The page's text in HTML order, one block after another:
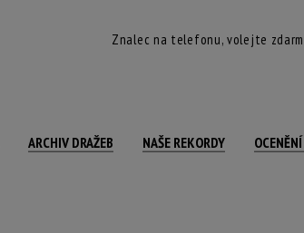
Znalec na telefonu, volejte
ARCHIV DRAŽEB NAŠE REKORDY